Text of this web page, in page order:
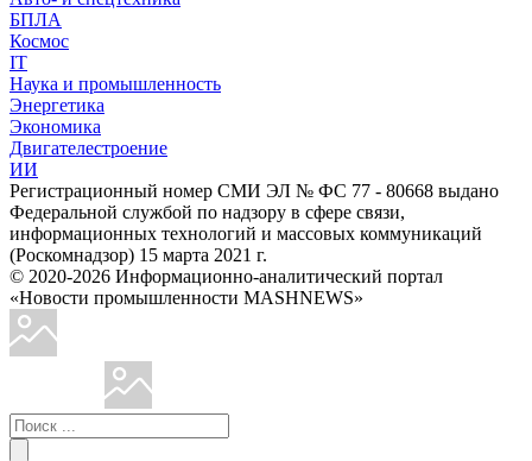
БПЛА
Космос
IT
Наука и промышленность
Энергетика
Экономика
Двигателестроение
ИИ
Регистрационный номер СМИ ЭЛ № ФС 77 - 80668 выдано
Федеральной службой по надзору в сфере связи,
информационных технологий и массовых коммуникаций
(Роскомнадзор) 15 марта 2021 г.
© 2020-2026 Информационно-аналитический портал
«Новости промышленности MASHNEWS»